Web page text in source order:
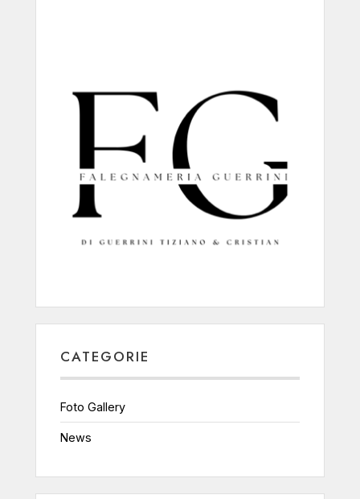
CATEGORIE
Foto Gallery
News